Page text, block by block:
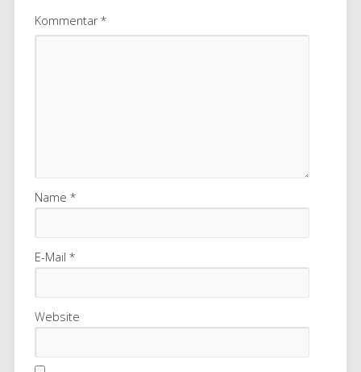
Kommentar*
Name *
E-Mail *
Website